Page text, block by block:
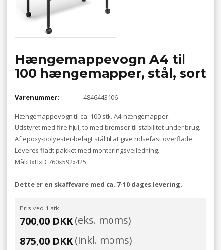
Hængemappevogn A4 til
100 hængemapper, stål, sort
Varenummer: 4846443106
Hængemappevogn til ca. 100 stk. A4-hængemapper.
Udstyret med fire hjul, to med bremser til stabilitet under brug.
Af epoxy-polyester-belagt stål til at give ridsefast overflade.
Leveres fladt pakket med monteringsvejledning.
Mål:BxHxD 760x592x425
Dette er en skaffevare med ca. 7-10 dages levering.
Pris ved 1 stk.
700,00 DKK(eks. moms)
875,00 DKK(inkl. moms)